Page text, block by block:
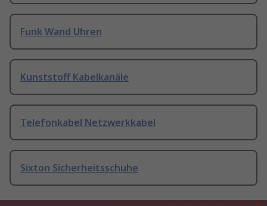
Funk Wand Uhren
Kunststoff Kabelkanäle
Telefonkabel Netzwerkkabel
Sixton Sicherheitsschuhe